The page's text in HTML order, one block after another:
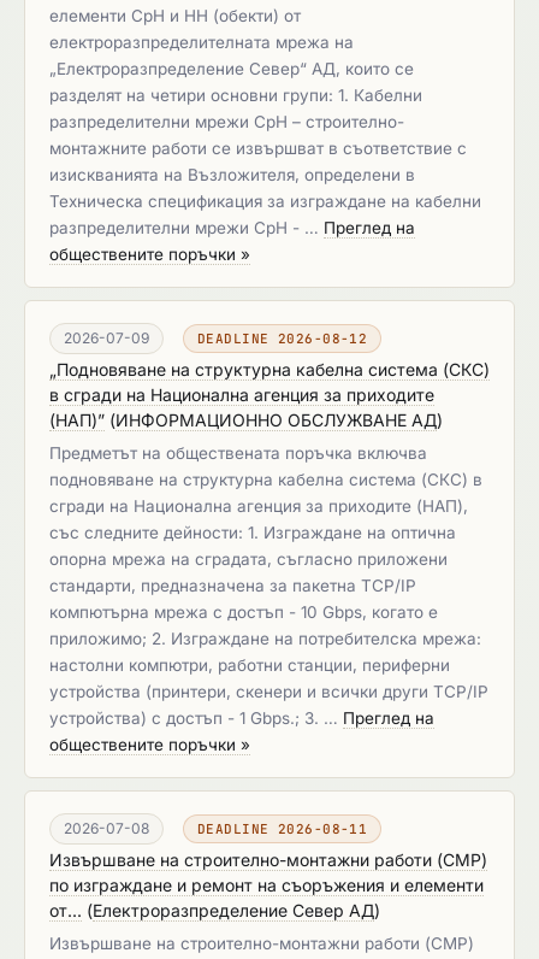
елементи СрН и НН (обекти) от
електроразпределителната мрежа на
„Електроразпределение Север“ АД, които се
разделят на четири основни групи: 1. Кабелни
разпределителни мрежи СрН – строително-
монтажните работи се извършват в съответствие с
изискванията на Възложителя, определени в
Техническа спецификация за изграждане на кабелни
разпределителни мрежи СрН - … Преглед на
обществените поръчки »
2026-07-09 DEADLINE 2026-08-12
„Подновяване на структурна кабелна система (СКС)
в сгради на Национална агенция за приходите
(НАП)” (ИНФОРМАЦИОННО ОБСЛУЖВАНЕ АД)
Предметът на обществената поръчка включва
подновяване на структурна кабелна система (СКС) в
сгради на Национална агенция за приходите (НАП),
със следните дейности: 1. Изграждане на оптична
опорна мрежа на сградата, съгласно приложени
стандарти, предназначена за пакетна TCP/IP
компютърна мрежа с достъп - 10 Gbps, когато е
приложимо; 2. Изграждане на потребителска мрежа:
настолни компютри, работни станции, периферни
устройства (принтери, скенери и всички други TCP/IP
устройства) с достъп - 1 Gbps.; 3. … Преглед на
обществените поръчки »
2026-07-08 DEADLINE 2026-08-11
Извършване на строително-монтажни работи (СМР)
по изграждане и ремонт на съоръжения и елементи
от... (Електроразпределение Север АД)
Извършване на строително-монтажни работи (СМР)